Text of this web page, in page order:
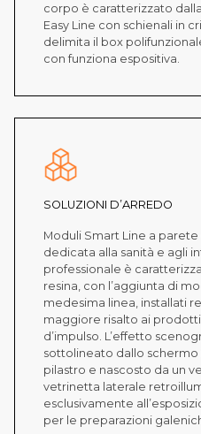
corpo è caratterizzato
Easy Line con schienali in
delimita il box
con funziona espositiva.
SOLUZIONI D’ARREDO
Moduli Smart Line a
dedicata alla sanità e agli
professionale è
resina, con l’aggiunta di
medesima linea, installati
maggiore risalto ai
d’impulso. L’effetto
sottolineato dallo schermo
pilastro e nascosto da un
vetrinetta laterale
esclusivamente
per le preparazioni